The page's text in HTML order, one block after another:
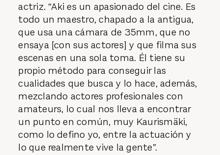
actriz. “Aki es un apasionado del cine. Es
todo un maestro, chapado a la antigua,
que usa una cámara de 35mm, que no
ensaya [con sus actores] y que filma sus
escenas en una sola toma. Él tiene su
propio método para conseguir las
cualidades que busca y lo hace, además,
mezclando actores profesionales con
amateurs, lo cual nos lleva a encontrar
un punto en común, muy Kaurismäki,
como lo defino yo, entre la actuación y
lo que realmente vive la gente”.